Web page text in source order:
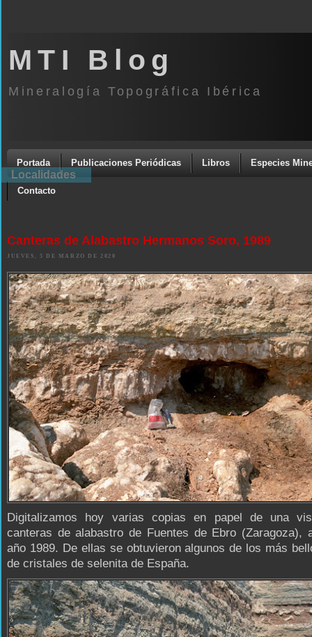
MTI Blog
Mineralogía Topográfica Ibérica
Portada Publicaciones Periódicas Libros Especies
Contacto
Canteras de Alabastro Hermanos Soro, 1989
JUEVES, 5 DE MARZO DE 2020
Digitalizamos hoy varias copias en papel de una
canteras de alabastro de Fuentes de Ebro (Zaragoza),
año 1989. De ellas se obtuvieron algunos de los más
de cristales de selenita de España.
Localidades